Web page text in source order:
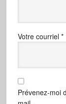
Votre courriel *
Prévenez-moi